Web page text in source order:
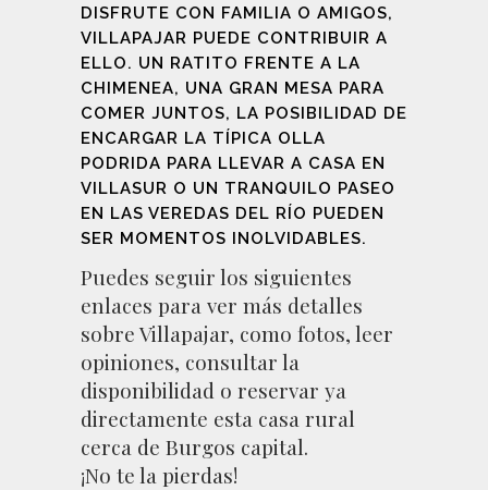
DISFRUTE CON FAMILIA O AMIGOS,
VILLAPAJAR PUEDE CONTRIBUIR A
ELLO. UN RATITO FRENTE A LA
CHIMENEA, UNA GRAN MESA PARA
COMER JUNTOS, LA POSIBILIDAD DE
ENCARGAR LA TÍPICA OLLA
PODRIDA PARA LLEVAR A CASA EN
VILLASUR O UN TRANQUILO PASEO
EN LAS VEREDAS DEL RÍO PUEDEN
SER MOMENTOS INOLVIDABLES.
Puedes seguir los siguientes
enlaces para ver más detalles
sobreVillapajar, como fotos, leer
opiniones, consultar la
disponibilidad o reservar ya
directamente esta casa rural
cerca de Burgos capital.
¡No te la pierdas!